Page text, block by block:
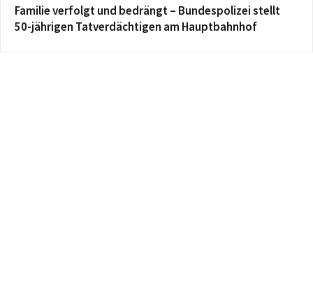
Familie verfolgt und bedrängt – Bundespolizei stellt
50-jährigen Tatverdächtigen am Hauptbahnhof